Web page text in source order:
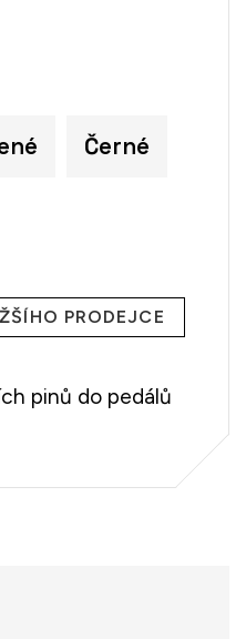
PRODEJCE
Černé
pinů do pedálů